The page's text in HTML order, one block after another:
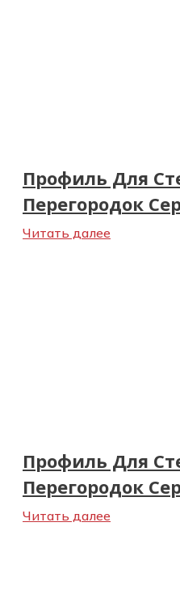
Профиль Для
Перегородок
Читать далее
Профиль Для
Перегородок
Читать далее